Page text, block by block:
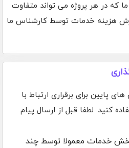
که در هر پروژه می تواند متفاوت
هزینه خدمات توسط کارشناس ما
پایین برای برقراری ارتباط با
کنید. لطفا قبل از ارسال پیام
خدمات معمولا توسط چند